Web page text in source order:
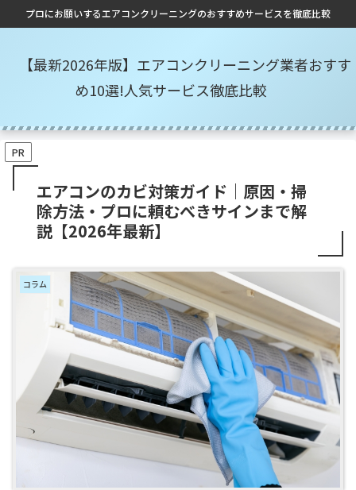
プロにお願いするエアコンクリーニングのおすすめサービスを徹底比較
【最新2026年版】エアコンクリーニング業者おすす
め10選!人気サービス徹底比較
PR
エアコンのカビ対策ガイド｜原因・掃
除方法・プロに頼むべきサインまで解
説【2026年最新】
コラム